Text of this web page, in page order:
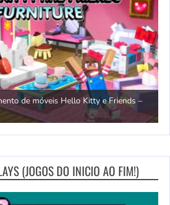
de móveis Hello Kitty e Friends –
(JOGOS DO INICIO AO FIM!)